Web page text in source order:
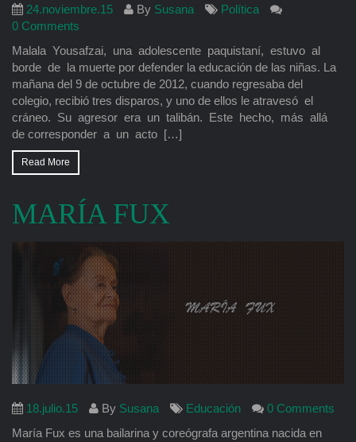
24.noviembre.15 By Susana
Política
0 Comments
Malala Yousafzai, una adolescente paquistaní, estuvo al
borde de la muerte por defender la educación de las niñas. La
mañana del 9 de octubre de 2012, cuando regresaba del
colegio, recibió tres disparos, y uno de ellos le atravesó el
cráneo. Su agresor era un talibán. Este hecho, más allá
de corresponder a un acto […]
Read More
MARÍA FUX
18.julio.15 By Susana Educación
0 Comments
María Fux es una bailarina y coreógrafa argentina nacida en